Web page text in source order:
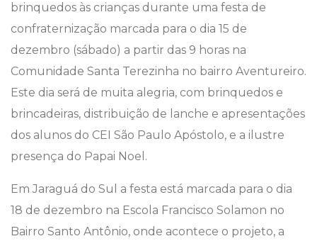
brinquedos às crianças durante uma festa de
confraternização marcada para o dia 15 de
dezembro (sábado) a partir das 9 horas na
Comunidade Santa Terezinha no bairro Aventureiro.
Este dia será de muita alegria, com brinquedos e
brincadeiras, distribuição de lanche e apresentações
dos alunos do CEI São Paulo Apóstolo, e a ilustre
presença do Papai Noel.
Em Jaraguá do Sul a festa está marcada para o dia
18 de dezembro na Escola Francisco Solamon no
Bairro Santo Antônio, onde acontece o projeto, a